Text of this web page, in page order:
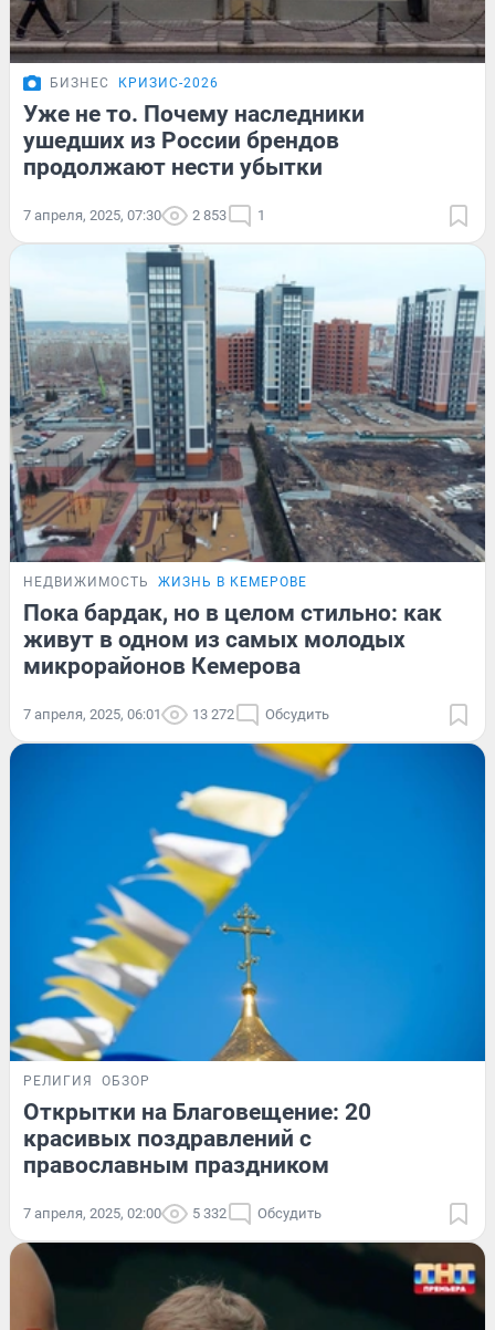
БИЗНЕС КРИЗИС-2026
Уже не то. Почему наследники
ушедших из России брендов
продолжают нести убытки
7 апреля, 2025, 07:30 2 853 1
НЕДВИЖИМОСТЬ ЖИЗНЬ В КЕМЕРОВЕ
Пока бардак, но в целом стильно: как
живут в одном из самых молодых
микрорайонов Кемерова
7 апреля, 2025, 06:01 13 272 Обсудить
РЕЛИГИЯ ОБЗОР
Открытки на Благовещение: 20
красивых поздравлений с
православным праздником
7 апреля, 2025, 02:00 5 332 Обсудить